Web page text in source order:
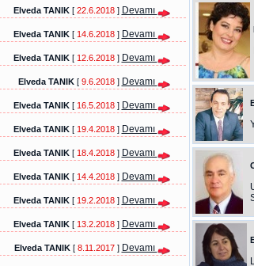
Elveda TANIK[22.6.2018 ] Devamı
Elveda TANIK[14.6.2018 ] Devamı
Elveda TANIK[12.6.2018 ] Devamı
Elveda TANIK[9.6.2018 ] Devamı
Elveda TANIK[16.5.2018 ] Devamı
Elveda TANIK[19.4.2018 ] Devamı
Elveda TANIK[18.4.2018 ] Devamı
Elveda TANIK[14.4.2018 ] Devamı
Elveda TANIK[19.2.2018 ] Devamı
Elveda TANIK[13.2.2018 ] Devamı
Elveda TANIK[8.11.2017 ] Devamı